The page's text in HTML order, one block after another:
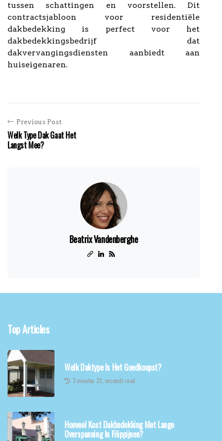
tussen schattingen en voorstellen. Dit
contractsjabloon voor residentiële
dakbedekking is perfect voor het
dakbedekkingsbedrijf dat
dakvervangingsdiensten aanbiedt aan
huiseigenaren.
Previous Post
Welk Type Dak Gaat Het
Langst Mee?
Beatrix Vandenberghe
Top Articles
Welk Daktype Is Het Goedkoopst?
3 minutes 23, seconds read
Hoeveel Kost Dakbedekking Met Lange
Overspanning In Filippijnen?